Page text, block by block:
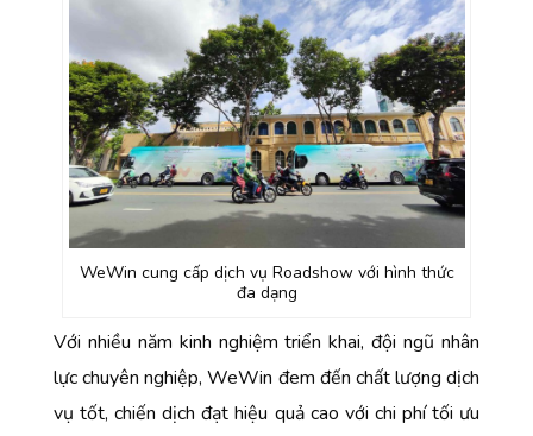
WeWin cung cấp dịch vụ Roadshow với hình thức
đa dạng
Với nhiều năm kinh nghiệm triển khai, đội ngũ nhân
lực chuyên nghiệp, WeWin đem đến chất lượng dịch
vụ tốt, chiến dịch đạt hiệu quả cao với chi phí tối ưu